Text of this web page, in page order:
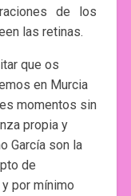
de los
las retinas.
que os
en Murcia
momentos sin
propia y
García son la
de
por mínimo